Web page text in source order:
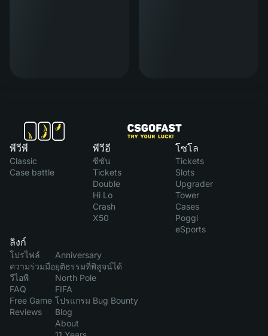
พีวีพี
Classic
Case battle
พีวีอี
ซีซัน
Tickets
Double
Hi Lo
Crash
X50
โซโล
Tickets
Slots
Upgrader
Tower
Cases
Poggi
eSports
ลิงก์
โปรไฟล์
ความร่วมมือ
วีไอพี
FAQ
Free Game
Reviews
Anniversary
ยุติธรรมที่พิสูจน์ได้
North Pole
FIFA
โปรแกรม Bug Bounty
Blog
About